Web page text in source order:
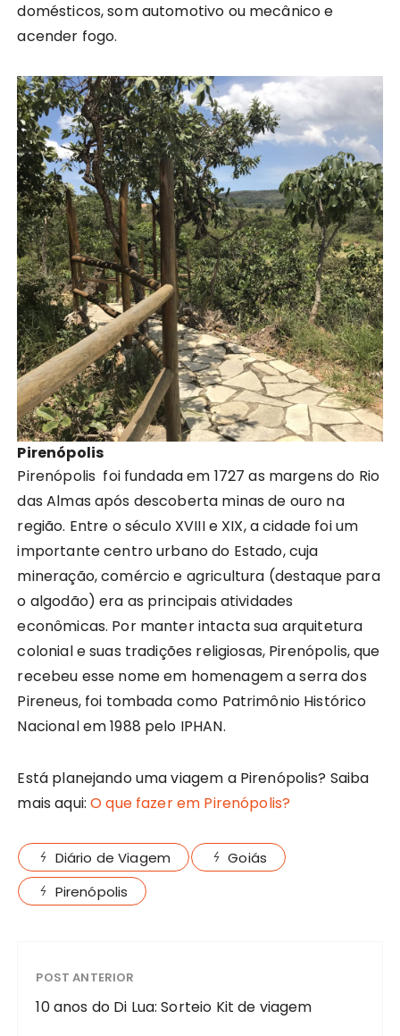
domésticos, som automotivo ou mecânico e
acender fogo.
Pirenópolis
Pirenópolis foi fundada em 1727 as margens do Rio
das Almas após descoberta minas de ouro na
região. Entre o século XVIII e XIX, a cidade foi um
importante centro urbano do Estado, cuja
mineração, comércio e agricultura (destaque para
o algodão) era as principais atividades
econômicas. Por manter intacta sua arquitetura
colonial e suas tradições religiosas, Pirenópolis, que
recebeu esse nome em homenagem a serra dos
Pireneus, foi tombada como Patrimônio Histórico
Nacional em 1988 pelo IPHAN.
Está planejando uma viagem a Pirenópolis? Saiba
mais aqui:O que fazer em Pirenópolis?
Diário de Viagem
Goiás
Pirenópolis
POST ANTERIOR
10 anos do Di Lua: Sorteio Kit de viagem